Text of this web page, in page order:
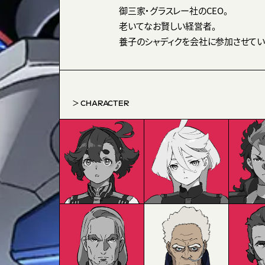
御三家・グラスレー社のCEO。
老いてなお賢しい経営者。
養子のシャディクを会社に参加させてい
CHARACTER